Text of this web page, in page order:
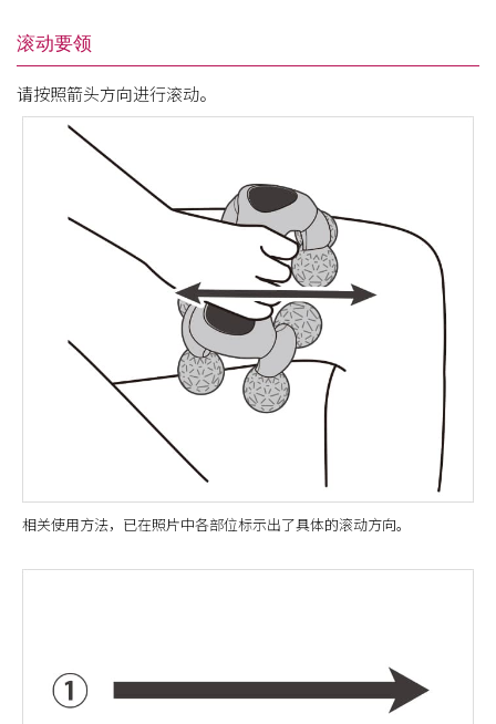
滚动要领
请按照箭头方向进行滚动。
相关使用方法，已在照片中各部位标示出了具体的滚动方向。